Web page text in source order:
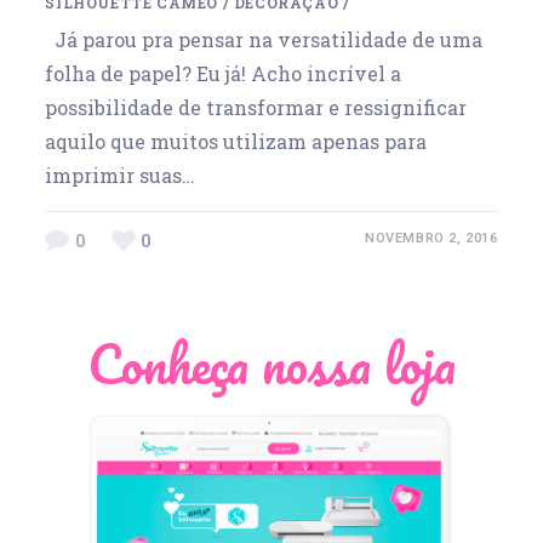
Já parou pra pensar na versatilidade de uma
folha de papel? Eu já! Acho incrível a
possibilidade de transformar e ressignificar
aquilo que muitos utilizam apenas para
imprimir suas…
0 0 NOVEMBRO 2, 2016
Conheça nossa loja